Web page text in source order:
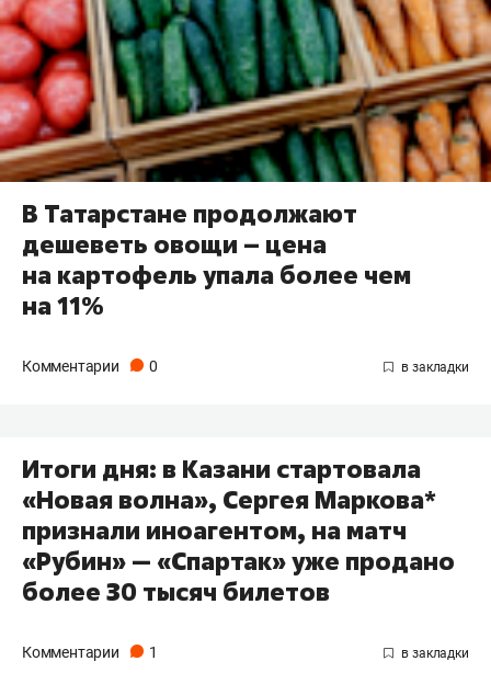
В Татарстане продолжают
дешеветь овощи – цена
на картофель упала более чем
на 11%
Комментарии 0
Итоги дня: в Казани стартовала
«Новая волна», Сергея Маркова*
признали иноагентом, на матч
«Рубин» — «Спартак» уже продано
более 30 тысяч билетов
Комментарии 1